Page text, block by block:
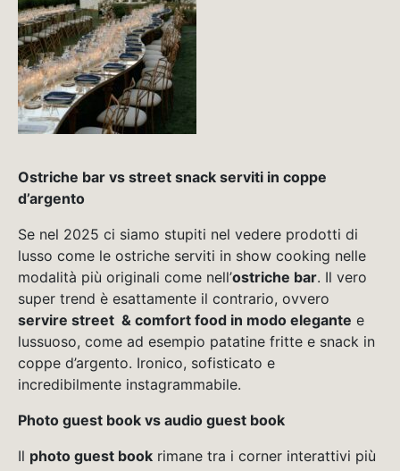
Ostriche bar vs street snack serviti in coppe
d’argento
Se nel 2025 ci siamo stupiti nel vedere prodotti di
lusso come le ostriche serviti in show cooking nelle
modalità più originali come nell’ostriche bar. Il vero
super trend è esattamente il contrario, ovvero
servire street & comfort food in modo elegante e
lussuoso, come ad esempio patatine fritte e snack in
coppe d’argento. Ironico, sofisticato e
incredibilmente instagrammabile.
Photo guest book vs audio guest book
Il photo guest book rimane tra i corner interattivi più